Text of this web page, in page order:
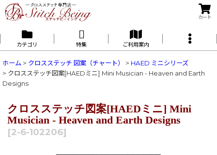
カート
カテゴリ 特集 ご利用案内
ホーム > クロスステッチ 図案（チャート） > HAED ミニシリーズ
> クロスステッチ図案[HAEDミニ] Mini Musician - Heaven and Earth
Designs
クロスステッチ図案[HAEDミニ] Mini
Musician - Heaven and Earth Designs
[2-6-102206]